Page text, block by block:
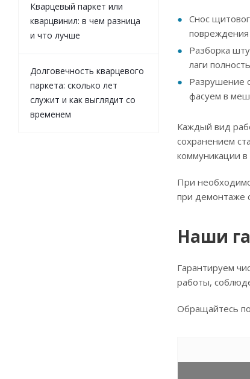
Снос
Разборка
лаги
Разрушение
фасуем в
Каждый вид
сохранением
коммуникации
При
при демонтаже
Наши
Гарантируем
работы,
Обращайтесь
Кварцевый паркет или
кварцвинил: в чем разница
и что лучше
Долговечность кварцевого
паркета: сколько лет
служит и как выглядит со
временем